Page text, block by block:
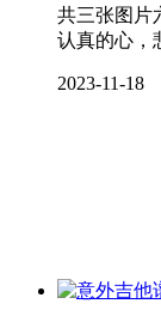
共三张图片
认真的心，
2023-11-18